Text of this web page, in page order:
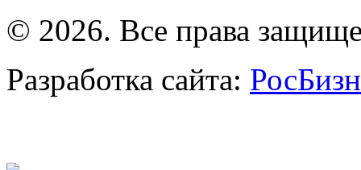
© 2026. Все права
Разработка сайта: